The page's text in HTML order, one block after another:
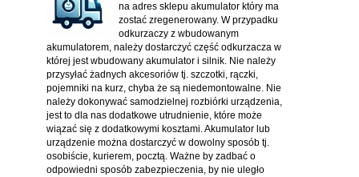
na adres sklepu akumulator który ma
zostać zregenerowany. W przypadku
odkurzaczy z wbudowanym
akumulatorem, należy dostarczyć część odkurzacza w
której jest wbudowany akumulator i silnik. Nie należy
przysyłać żadnych akcesoriów tj. szczotki, rączki,
pojemniki na kurz, chyba że są niedemontowalne. Nie
należy dokonywać samodzielnej rozbiórki urządzenia,
jest to dla nas dodatkowe utrudnienie, które może
wiązać się z dodatkowymi kosztami. Akumulator lub
urządzenie można dostarczyć w dowolny sposób tj.
osobiście, kurierem, pocztą. Ważne by zadbać o
odpowiedni sposób zabezpieczenia, by nie uległo